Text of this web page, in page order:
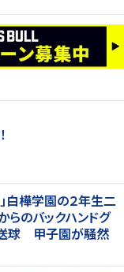
」白樺学園の２年生二
のバックハンドグ
球 甲子園が騒然